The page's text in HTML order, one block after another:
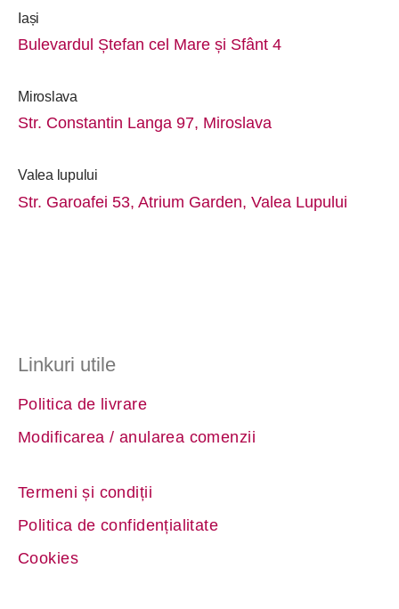
Iași
Bulevardul Ștefan cel Mare și Sfânt 4
Miroslava
Str. Constantin Langa 97, Miroslava
Valea lupului
Str. Garoafei 53, Atrium Garden, Valea Lupului
Linkuri utile
Politica de livrare
Modificarea / anularea comenzii
Termeni și condiții
Politica de confidențialitate
Cookies